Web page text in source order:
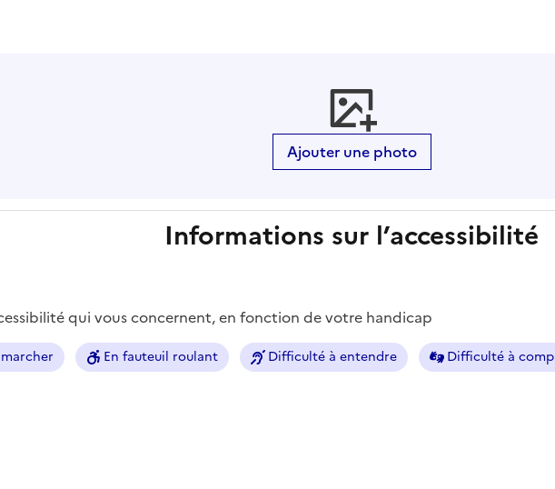
Ajouter une photo
Informations sur l’accessibilité
qui vous concernent, en fonction de votre handicap
En fauteuil roulant Difficulté à entendre Difficulté à